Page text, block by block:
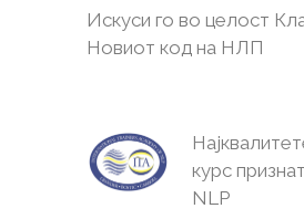
Искуси го во целост
Новиот код на НЛП
курс
NLP